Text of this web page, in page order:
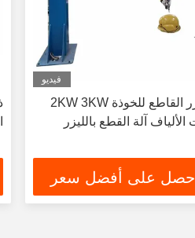
فيديو
أتمتة الليزر القاطع للخوذة 2KW 3KW
احصل على أفضل سعر